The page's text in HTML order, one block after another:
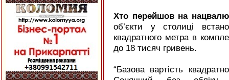
Хто перейшов на
об’єкти у столиці
квадратного метра в
до 18 тисяч гривень.
“Базова вартість